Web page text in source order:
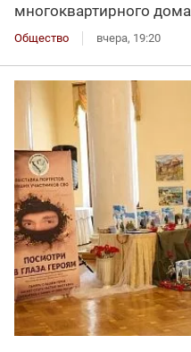
многоквартирного дома
Общество вчера, 19:20